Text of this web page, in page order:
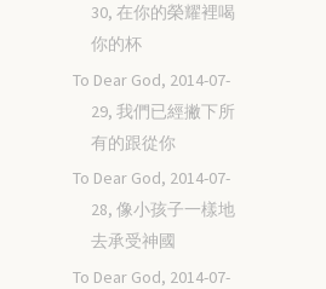
30, 在你的榮耀裡喝
你的杯
To Dear God, 2014-07-
29, 我們已經撇下所
有的跟從你
To Dear God, 2014-07-
28, 像小孩子一樣地
去承受神國
To Dear God, 2014-07-